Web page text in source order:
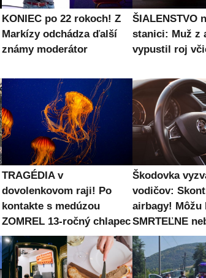
KONIEC po 22 rokoch! Z
Markízy odchádza ďalší
známy moderátor
ŠIALENSTVO
stanici: Muž z
vypustil roj
TRAGÉDIA v
dovolenkovom raji! Po
kontakte s medúzou
ZOMREL 13-ročný chlapec
Škodovka
vodičov:
airbagy! Môžu
SMRTEĽNE